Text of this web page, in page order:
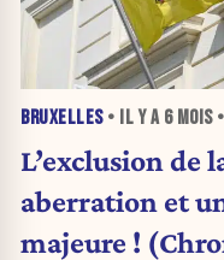
BRUXELLES• IL Y A 6 MOIS
L’exclusion de
aberration et
majeure !